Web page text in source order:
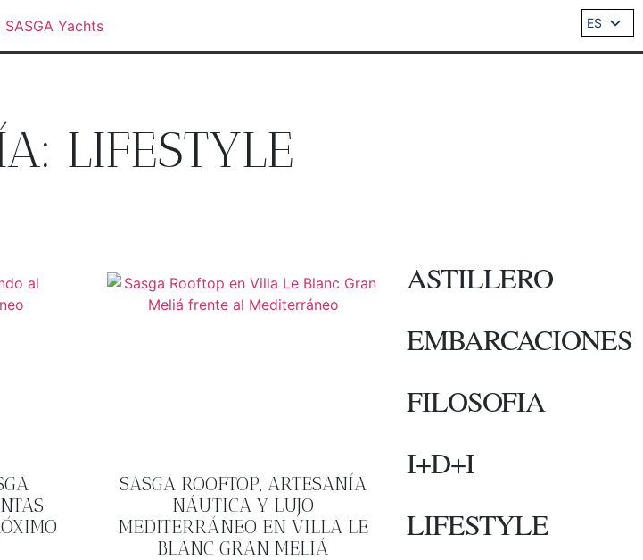
ES
EN
LIFESTYLE
SASGA ROOFTOP, ARTESANÍA
NÁUTICA Y LUJO
MEDITERRÁNEO EN VILLA LE
BLANC GRAN MELIÁ
ASTILLERO
EMBARCACIONES
FILOSOFIA
I+D+I
LIFESTYLE